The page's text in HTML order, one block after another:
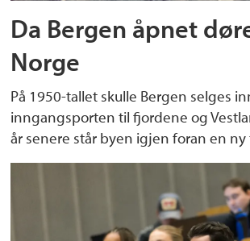
Da Bergen åpnet
Norge
På 1950-tallet skulle Bergen selges
inngangsporten til fjordene og
år senere står byen igjen foran en